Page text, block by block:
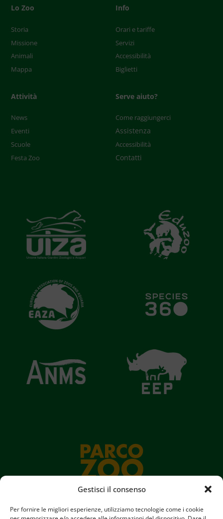
Gestisci il consenso
Per fornire le migliori esperienze, utilizziamo tecnologie come i cookie
Lo Zoo
Storia
Missione
Animali
Mappa
Info
Orari e tariffe
Servizi
Accessibilità
Biglietti
Attività
News
Eventi
Scuole
Festa Zoo
Serve aiuto?
Come raggiungerci
Assistenza
Accessibilità
Contatti